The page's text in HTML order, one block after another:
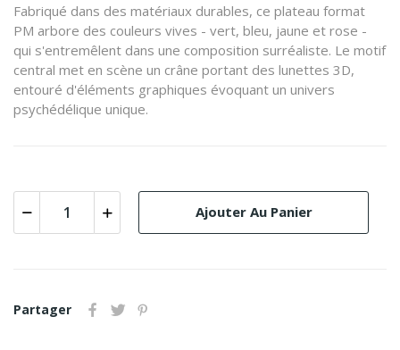
Fabriqué dans des matériaux durables, ce plateau format
PM arbore des couleurs vives - vert, bleu, jaune et rose -
qui s'entremêlent dans une composition surréaliste. Le motif
central met en scène un crâne portant des lunettes 3D,
entouré d'éléments graphiques évoquant un univers
psychédélique unique.
Ajouter Au Panier
Partager